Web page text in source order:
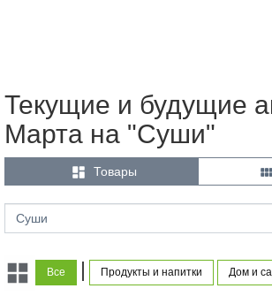
Текущие и будущие
Марта на "Суши"
 Товары 
Все Продукты и напитки Дом и